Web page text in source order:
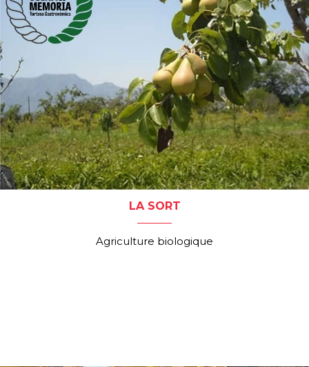
LA SORT
Agriculture biologique